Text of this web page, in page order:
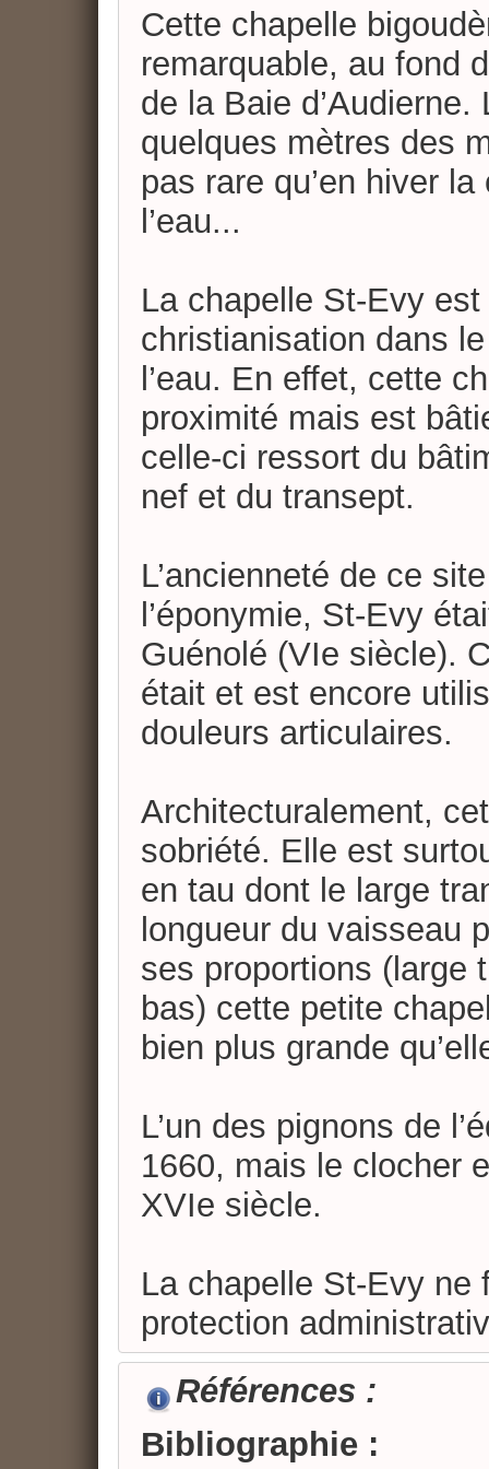
Cette chapelle
remarquable, au fond
de la Baie d’Audierne.
quelques mètres des
pas rare qu’en hiver
l’eau...
La chapelle St-Evy
christianisation dans
l’eau. En effet, cette
proximité mais est
celle-ci ressort du
nef et du transept.
L’ancienneté de ce
l’éponymie, St-Evy
Guénolé (VIe siècle).
était et est encore
douleurs articulaires.
Architecturalement,
sobriété. Elle est
en tau dont le large
longueur du vaisseau
ses proportions (large
bas) cette petite
bien plus grande
L’un des pignons de
1660, mais le clocher
XVIe siècle.
La chapelle St-Evy ne
protection
Références :
Bibliographie :